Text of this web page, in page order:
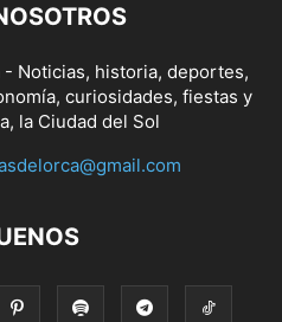
Noticias, historia, deportes,
curiosidades, fiestas y
la Ciudad del Sol